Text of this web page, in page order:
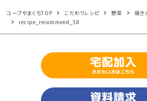
コープやまぐちTOP こだわりレシピ 野菜
焼き
recipe_recommend_58